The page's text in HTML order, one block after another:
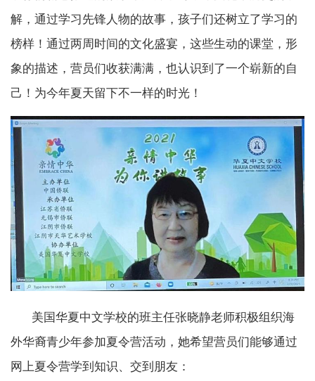
解，通过学习先锋人物的故事，孩子们还树立了学习的
榜样！通过两周时间的文化盛宴，这些生动的课堂，形
象的描述，营员们收获满满，也认识到了一个崭新的自
己！为今年夏天留下不一样的时光！
美国华夏中文学校的班主任张晓静老师积极组织海
外华裔青少年参加夏令营活动，她希望营员们能够通过
网上夏令营学到知识、交到朋友：